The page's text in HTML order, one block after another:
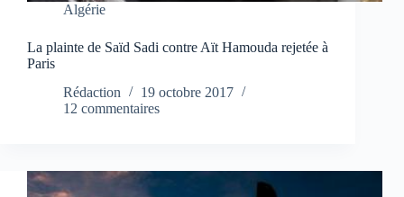
Algérie
La plainte de Saïd Sadi contre Aït Hamouda rejetée à
Paris
Rédaction
19 octobre 2017
12 commentaires